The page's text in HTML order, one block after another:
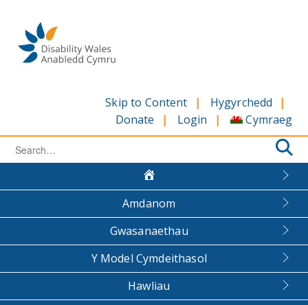
content
Skip to Content
Hygyrchedd
Donate
Login Cymraeg
Amdanom
Gwasanaethau
Y Model Cymdeithasol
Hawliau